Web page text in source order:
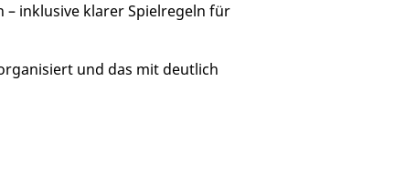
inklusive klarer Spielregeln für
und das mit deutlich